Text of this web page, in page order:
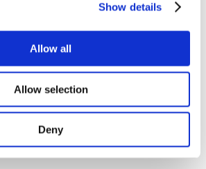
Show details
Allow all
Allow selection
Deny
Concertos